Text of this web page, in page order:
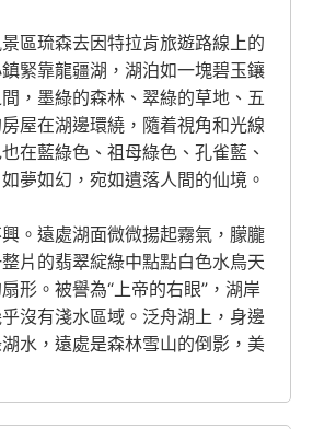
區琉森去因特拉肯旅遊路線上的
緊靠龍疆湖，湖泊如一塊碧玉鑲
，墨綠的森林、翠綠的草地、五
屋在湖邊環繞，隨着視角和光線
在藍綠色、祖母綠色、孔雀藍、
夢如幻，宛如遺落人間的仙境。
。遠處湖面微微揚起霧氣，朦朧
片的翡翠綻綠中點點白色水鳥天
形。被譽為“上帝的右眼”，湖岸
沒有淺水區域。泛舟湖上，身邊
水，遠處是森林雪山的倒影，美